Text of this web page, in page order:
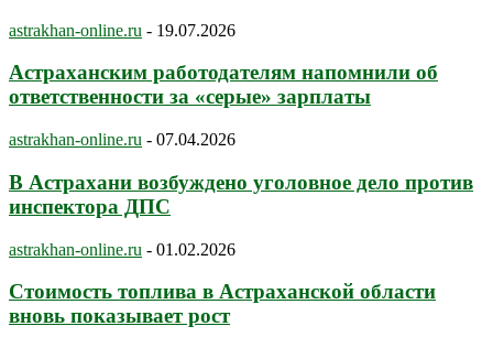
astrakhan-online.ru - 19.07.2026
Астраханским работодателям напомнили об
ответственности за «серые» зарплаты
astrakhan-online.ru - 07.04.2026
В Астрахани возбуждено уголовное дело против
инспектора ДПС
astrakhan-online.ru - 01.02.2026
Стоимость топлива в Астраханской области
вновь показывает рост